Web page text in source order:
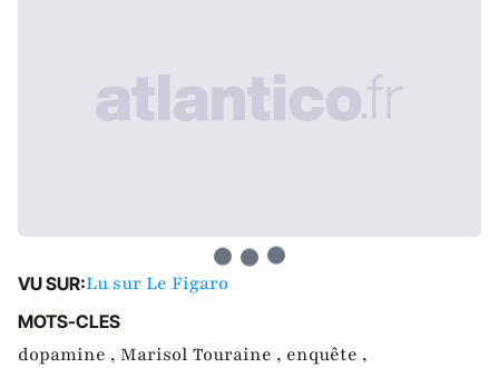
VU SUR:Lu sur Le Figaro
MOTS-CLES
dopamine , Marisol Touraine , enquête ,